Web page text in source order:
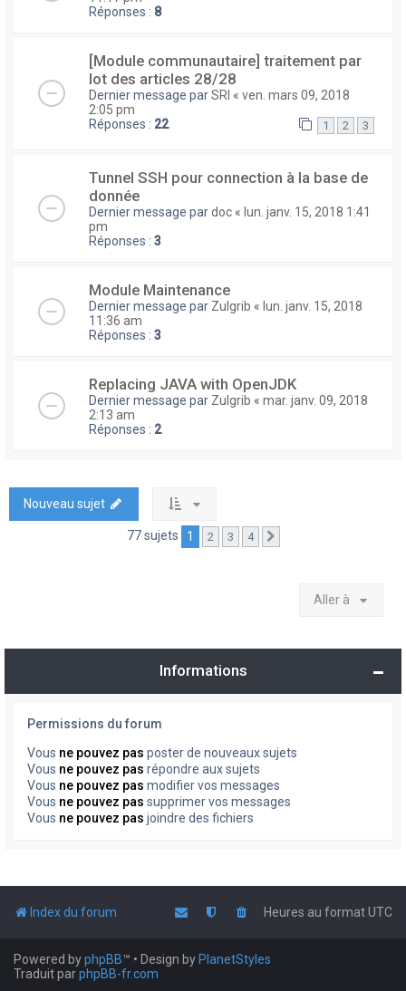
Réponses : 8
[Module communautaire] traitement par
lot des articles 28/28
Dernier message parSRI « ven. mars 09, 2018
2:05 pm
Réponses : 22 1 2 3
Tunnel SSH pour connection à la base de
donnée
Dernier message pardoc « lun. janv. 15, 2018 1:41
pm
Réponses : 3
Module Maintenance
Dernier message par Zulgrib « lun. janv. 15, 2018
11:36 am
Réponses : 3
Replacing JAVA with OpenJDK
Dernier message par Zulgrib « mar. janv. 09, 2018
2:13 am
Réponses : 2
Nouveau sujet
77 sujets 1 2 3 4
Aller à
Informations
Permissions du forum
Vous ne pouvez pas poster de nouveaux sujets
Vous ne pouvez pas répondre aux sujets
Vous ne pouvez pas modifier vos messages
Vous ne pouvez pas supprimer vos messages
Vous ne pouvez pas joindre des fichiers
Index du forum Heures au formatUTC
Powered byphpBB™ • Design by PlanetStyles
Traduit parphpBB-fr.com